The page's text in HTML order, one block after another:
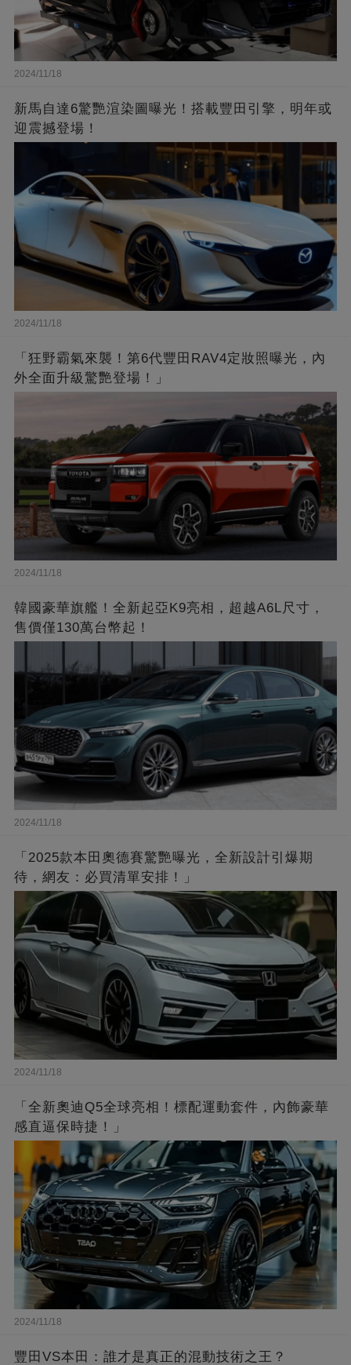
2024/11/18
新馬自達6驚艷渲染圖曝光！搭載豐田引擎，明年或
迎震撼登場！
2024/11/18
「狂野霸氣來襲！第6代豐田RAV4定妝照曝光，內
外全面升級驚艷登場！」
2024/11/18
韓國豪華旗艦！全新起亞K9亮相，超越A6L尺寸，
售價僅130萬台幣起！
2024/11/18
「2025款本田奧德賽驚艷曝光，全新設計引爆期
待，網友：必買清單安排！」
2024/11/18
「全新奧迪Q5全球亮相！標配運動套件，內飾豪華
感直逼保時捷！」
2024/11/18
豐田VS本田：誰才是真正的混動技術之王？